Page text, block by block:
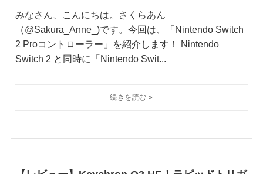
みなさん、こんにちは。さくらあん
（@Sakura_Anne_)です。今回は、「Nintendo Switch
2 Proコントローラー」を紹介します！ Nintendo
Switch 2 と同時に「Nintendo Swit...